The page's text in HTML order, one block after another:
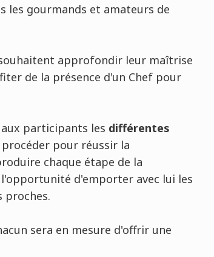
les gourmands et amateurs de
approfondir leur maîtrise
de la présence d'un Chef pour
participants les différentes
pour réussir la
chaque étape de la
d'emporter avec lui les
proches.
sera en mesure d'offrir une